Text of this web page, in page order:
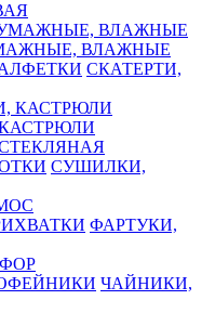
ВЛАЖНЫЕ
СКАТЕРТИ,
СУШИЛКИ,
ФАРТУКИ,
ЧАЙНИКИ,